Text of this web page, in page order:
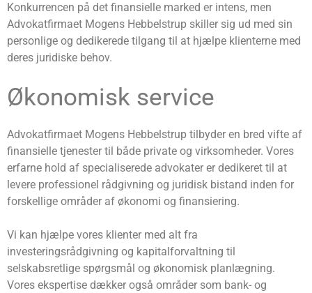
Konkurrencen på det finansielle marked er intens, men
Advokatfirmaet Mogens Hebbelstrup skiller sig ud med sin
personlige og dedikerede tilgang til at hjælpe klienterne med
deres juridiske behov.
Økonomisk service
Advokatfirmaet Mogens Hebbelstrup tilbyder en bred vifte af
finansielle tjenester til både private og virksomheder. Vores
erfarne hold af specialiserede advokater er dedikeret til at
levere professionel rådgivning og juridisk bistand inden for
forskellige områder af økonomi og finansiering.
Vi kan hjælpe vores klienter med alt fra
investeringsrådgivning og kapitalforvaltning til
selskabsretlige spørgsmål og økonomisk planlægning.
Vores ekspertise dækker også områder som bank- og